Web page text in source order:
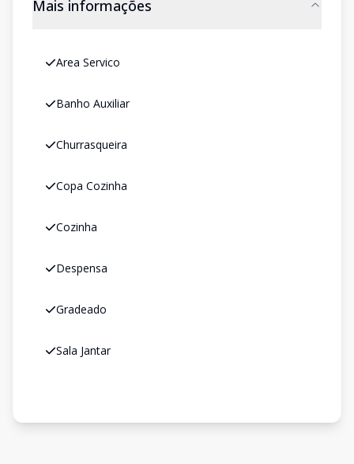
Mais informações
Area Servico
Banho Auxiliar
Churrasqueira
Copa Cozinha
Cozinha
Despensa
Gradeado
Sala Jantar